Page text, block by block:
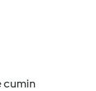
cumin